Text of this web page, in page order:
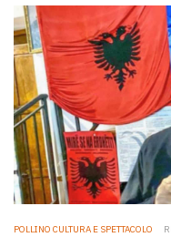
POLLINO CULTURA E SPETTACOLO